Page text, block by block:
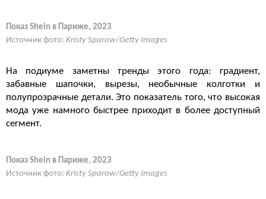
Показ Shein в Париже, 2023
Источник фото: Kristy Sparow/Getty Images
На подиуме заметны тренды этого года: градиент,
забавные шапочки, вырезы, необычные колготки и
полупрозрачные детали. Это показатель того, что высокая
мода уже намного быстрее приходит в более доступный
сегмент.
Показ Shein в Париже, 2023
Источник фото: Kristy Sparow/Getty Images